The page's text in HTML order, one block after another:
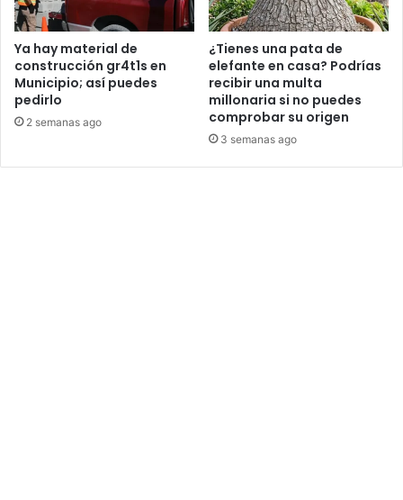
Ya hay material de
construcción gr4t1s en
Municipio; así puedes
pedirlo
2 semanas ago
¿Tienes una pata de
elefante en casa? Podrías
recibir una multa
millonaria si no puedes
comprobar su origen
3 semanas ago